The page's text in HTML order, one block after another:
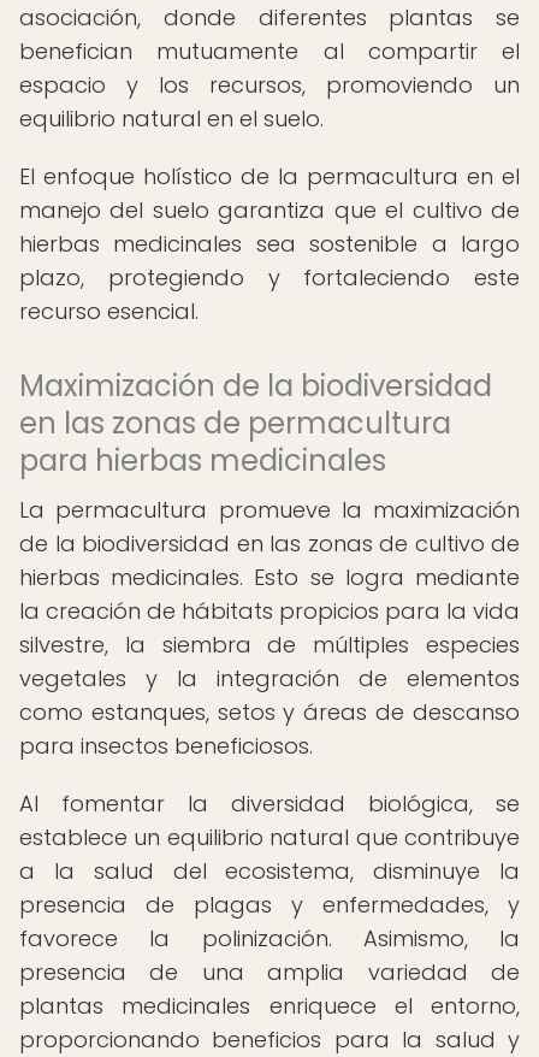
asociación, donde diferentes plantas se
benefician mutuamente al compartir el
espacio y los recursos, promoviendo un
equilibrio natural en el suelo.
El enfoque holístico de la permacultura en el
manejo del suelo garantiza que el cultivo de
hierbas medicinales sea sostenible a largo
plazo, protegiendo y fortaleciendo este
recurso esencial.
Maximización de la biodiversidad
en las zonas de permacultura
para hierbas medicinales
La permacultura promueve la maximización
de la biodiversidad en las zonas de cultivo de
hierbas medicinales. Esto se logra mediante
la creación de hábitats propicios para la vida
silvestre, la siembra de múltiples especies
vegetales y la integración de elementos
como estanques, setos y áreas de descanso
para insectos beneficiosos.
Al fomentar la diversidad biológica, se
establece un equilibrio natural que contribuye
a la salud del ecosistema, disminuye la
presencia de plagas y enfermedades, y
favorece la polinización. Asimismo, la
presencia de una amplia variedad de
plantas medicinales enriquece el entorno,
proporcionando beneficios para la salud y